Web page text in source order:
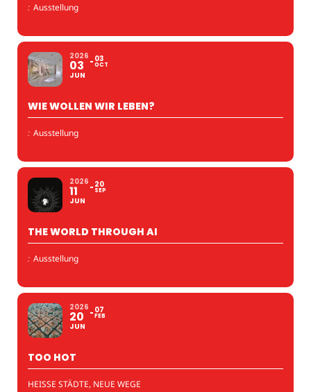
: Ausstellung
2026
03
JUN
03
OCT
WIE WOLLEN WIR LEBEN?
: Ausstellung
2026
11
JUN
20
SEP
THE WORLD THROUGH AI
: Ausstellung
2026
20
JUN
07
FEB
TOO HOT
HEISSE STÄDTE, NEUE WEGE